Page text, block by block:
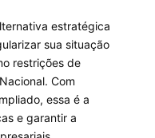
estratégica
sua situação
restrições de
Com
essa é a
e garantir a